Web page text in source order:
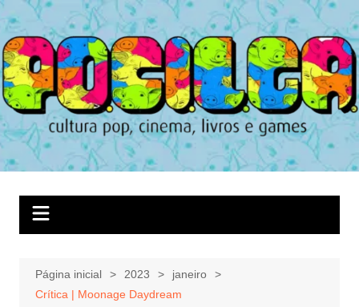
Ir
para
o
conteúdo
Página inicial 2023
janeiro
Crítica | Moonage Daydream